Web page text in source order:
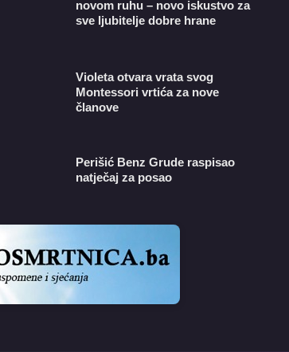
novom ruhu – novo iskustvo za
sve ljubitelje dobre hrane
Violeta otvara vrata svog
Montessori vrtića za nove
članove
Perišić Benz Grude raspisao
natječaj za posao